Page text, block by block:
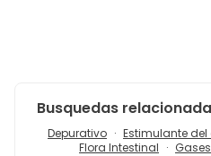
Busquedas
Depurativo Estimulante
Flora Intestinal
Gases